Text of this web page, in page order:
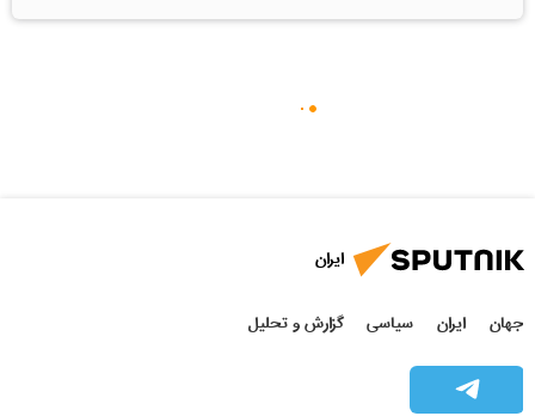
ایران
جهان ایران سیاسی گزارش و تحلیل